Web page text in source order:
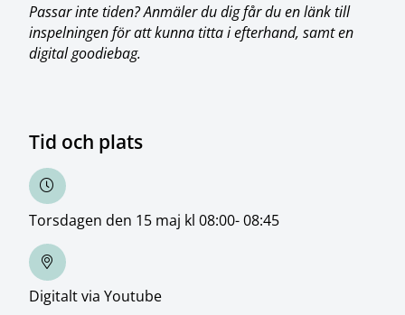
Passar inte tiden? Anmäler du dig får du en länk till
inspelningen för att kunna titta i efterhand, samt en
digital goodiebag.
Tid och plats
Torsdagen den 15 maj kl 08:00- 08:45
Digitalt via Youtube